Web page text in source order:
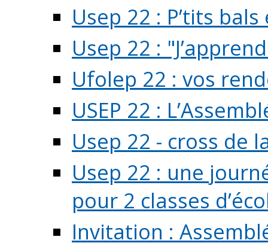
Usep 22 : P’tits
Usep 22 :
Ufolep 22 : vos
USEP 22 :
Usep 22 - cross de
Usep 22 : une
pour 2 classes
Invitation :